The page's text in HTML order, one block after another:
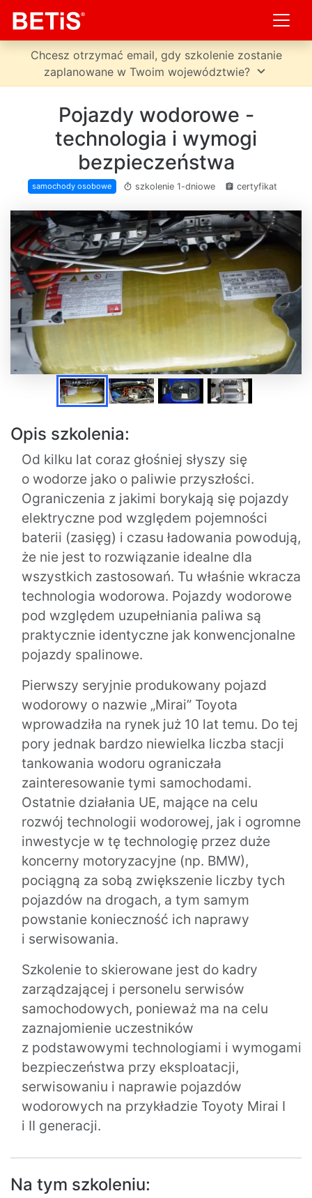
Chcesz otrzymać email, gdy szkolenie zostanie
zaplanowane w Twoim województwie? expand_more
Pojazdy wodorowe -
technologia i wymogi
bezpieczeństwa
samochody osobowe timer szkolenie 1-dniowe assignment certyfikat
Opis szkolenia:
Od kilku lat coraz głośniej słyszy się
o wodorze jako o paliwie przyszłości.
Ograniczenia z jakimi borykają się pojazdy
elektryczne pod względem pojemności
baterii (zasięg) i czasu ładowania powodują,
że nie jest to rozwiązanie idealne dla
wszystkich zastosowań. Tu właśnie wkracza
technologia wodorowa. Pojazdy wodorowe
pod względem uzupełniania paliwa są
praktycznie identyczne jak konwencjonalne
pojazdy spalinowe.
Pierwszy seryjnie produkowany pojazd
wodorowy o nazwie „Mirai” Toyota
wprowadziła na rynek już 10 lat temu. Do tej
pory jednak bardzo niewielka liczba stacji
tankowania wodoru ograniczała
zainteresowanie tymi samochodami.
Ostatnie działania UE, mające na celu
rozwój technologii wodorowej, jak i ogromne
inwestycje w tę technologię przez duże
koncerny motoryzacyjne (np. BMW),
pociągną za sobą zwiększenie liczby tych
pojazdów na drogach, a tym samym
powstanie konieczność ich naprawy
i serwisowania.
Szkolenie to skierowane jest do kadry
zarządzającej i personelu serwisów
samochodowych, ponieważ ma na celu
zaznajomienie uczestników
z podstawowymi technologiami i wymogami
bezpieczeństwa przy eksploatacji,
serwisowaniu i naprawie pojazdów
wodorowych na przykładzie Toyoty Mirai I
i II generacji.
Na tym szkoleniu: